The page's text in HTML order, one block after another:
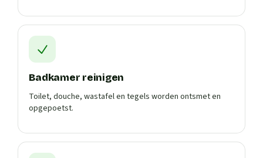
Badkamer reinigen
Toilet, douche, wastafel en tegels worden ontsmet en
opgepoetst.